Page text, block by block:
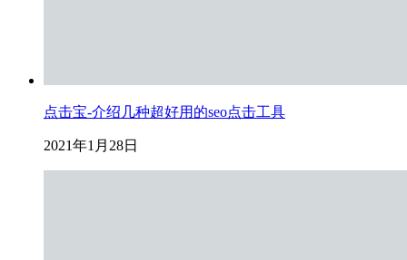
点击宝-介绍几种超好用的seo点击工具
2021年1月28日